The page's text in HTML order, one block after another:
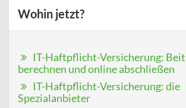
Wohin jetzt?
IT-Haftpflicht-Versicherung:
berechnen und online abschließen
IT-Haftpflicht-Versicherung: die
Spezialanbieter